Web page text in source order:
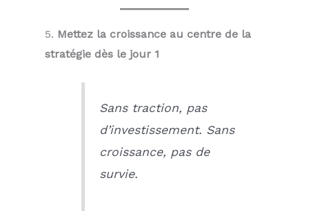
5. Mettez la croissance au centre de la
stratégie dès le jour 1
Sans traction, pas
d’investissement. Sans
croissance, pas de
survie.